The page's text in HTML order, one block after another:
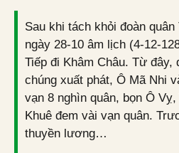
Sau khi tách khỏi đoàn
ngày 28-10 âm lịch (4-12-
Tiếp đi Khâm Châu. Từ đây,
chúng xuất phát, Ô Mã Nhi
vạn 8 nghìn quân, bọn Ô
Khuê đem vài vạn quân.
thuyền lương…